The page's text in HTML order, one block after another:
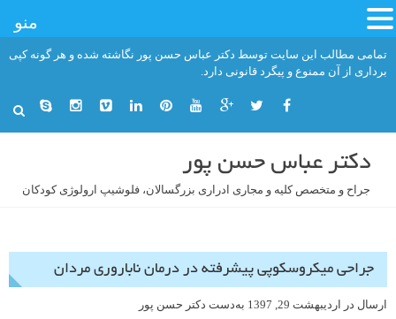
تمامی مطالب این سایت توسط دکتر عباس حسن پور نگاشته شده و هر گونه کپی
برداری از آن ممنوع و پیگرد قانونی دارد.
دکتر عباس حسن پور
جراح و متخصص کلیه و مجاری ادراری بزرگسالان، فلوشیپ ارولوژی کودکان
جراحی میکروسکوپی پیشرفته در درمان ناباروری مردان
ارسال در اردیبهشت 29, 1397 به‌دست دکتر حسن پور
منو